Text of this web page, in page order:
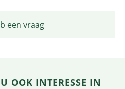
een vraag
OOK INTERESSE IN